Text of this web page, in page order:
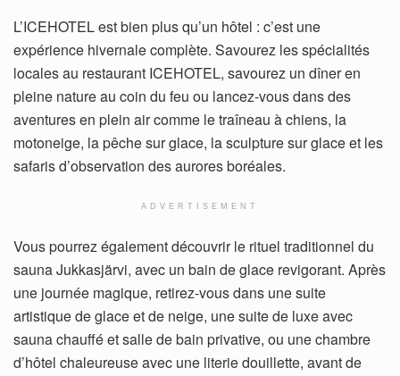
L’ICEHOTEL est bien plus qu’un hôtel : c’est une
expérience hivernale complète. Savourez les spécialités
locales au restaurant ICEHOTEL, savourez un dîner en
pleine nature au coin du feu ou lancez-vous dans des
aventures en plein air comme le traîneau à chiens, la
motoneige, la pêche sur glace, la sculpture sur glace et les
safaris d’observation des aurores boréales.
ADVERTISEMENT
Vous pourrez également découvrir le rituel traditionnel du
sauna Jukkasjärvi, avec un bain de glace revigorant. Après
une journée magique, retirez-vous dans une suite
artistique de glace et de neige, une suite de luxe avec
sauna chauffé et salle de bain privative, ou une chambre
d’hôtel chaleureuse avec une literie douillette, avant de